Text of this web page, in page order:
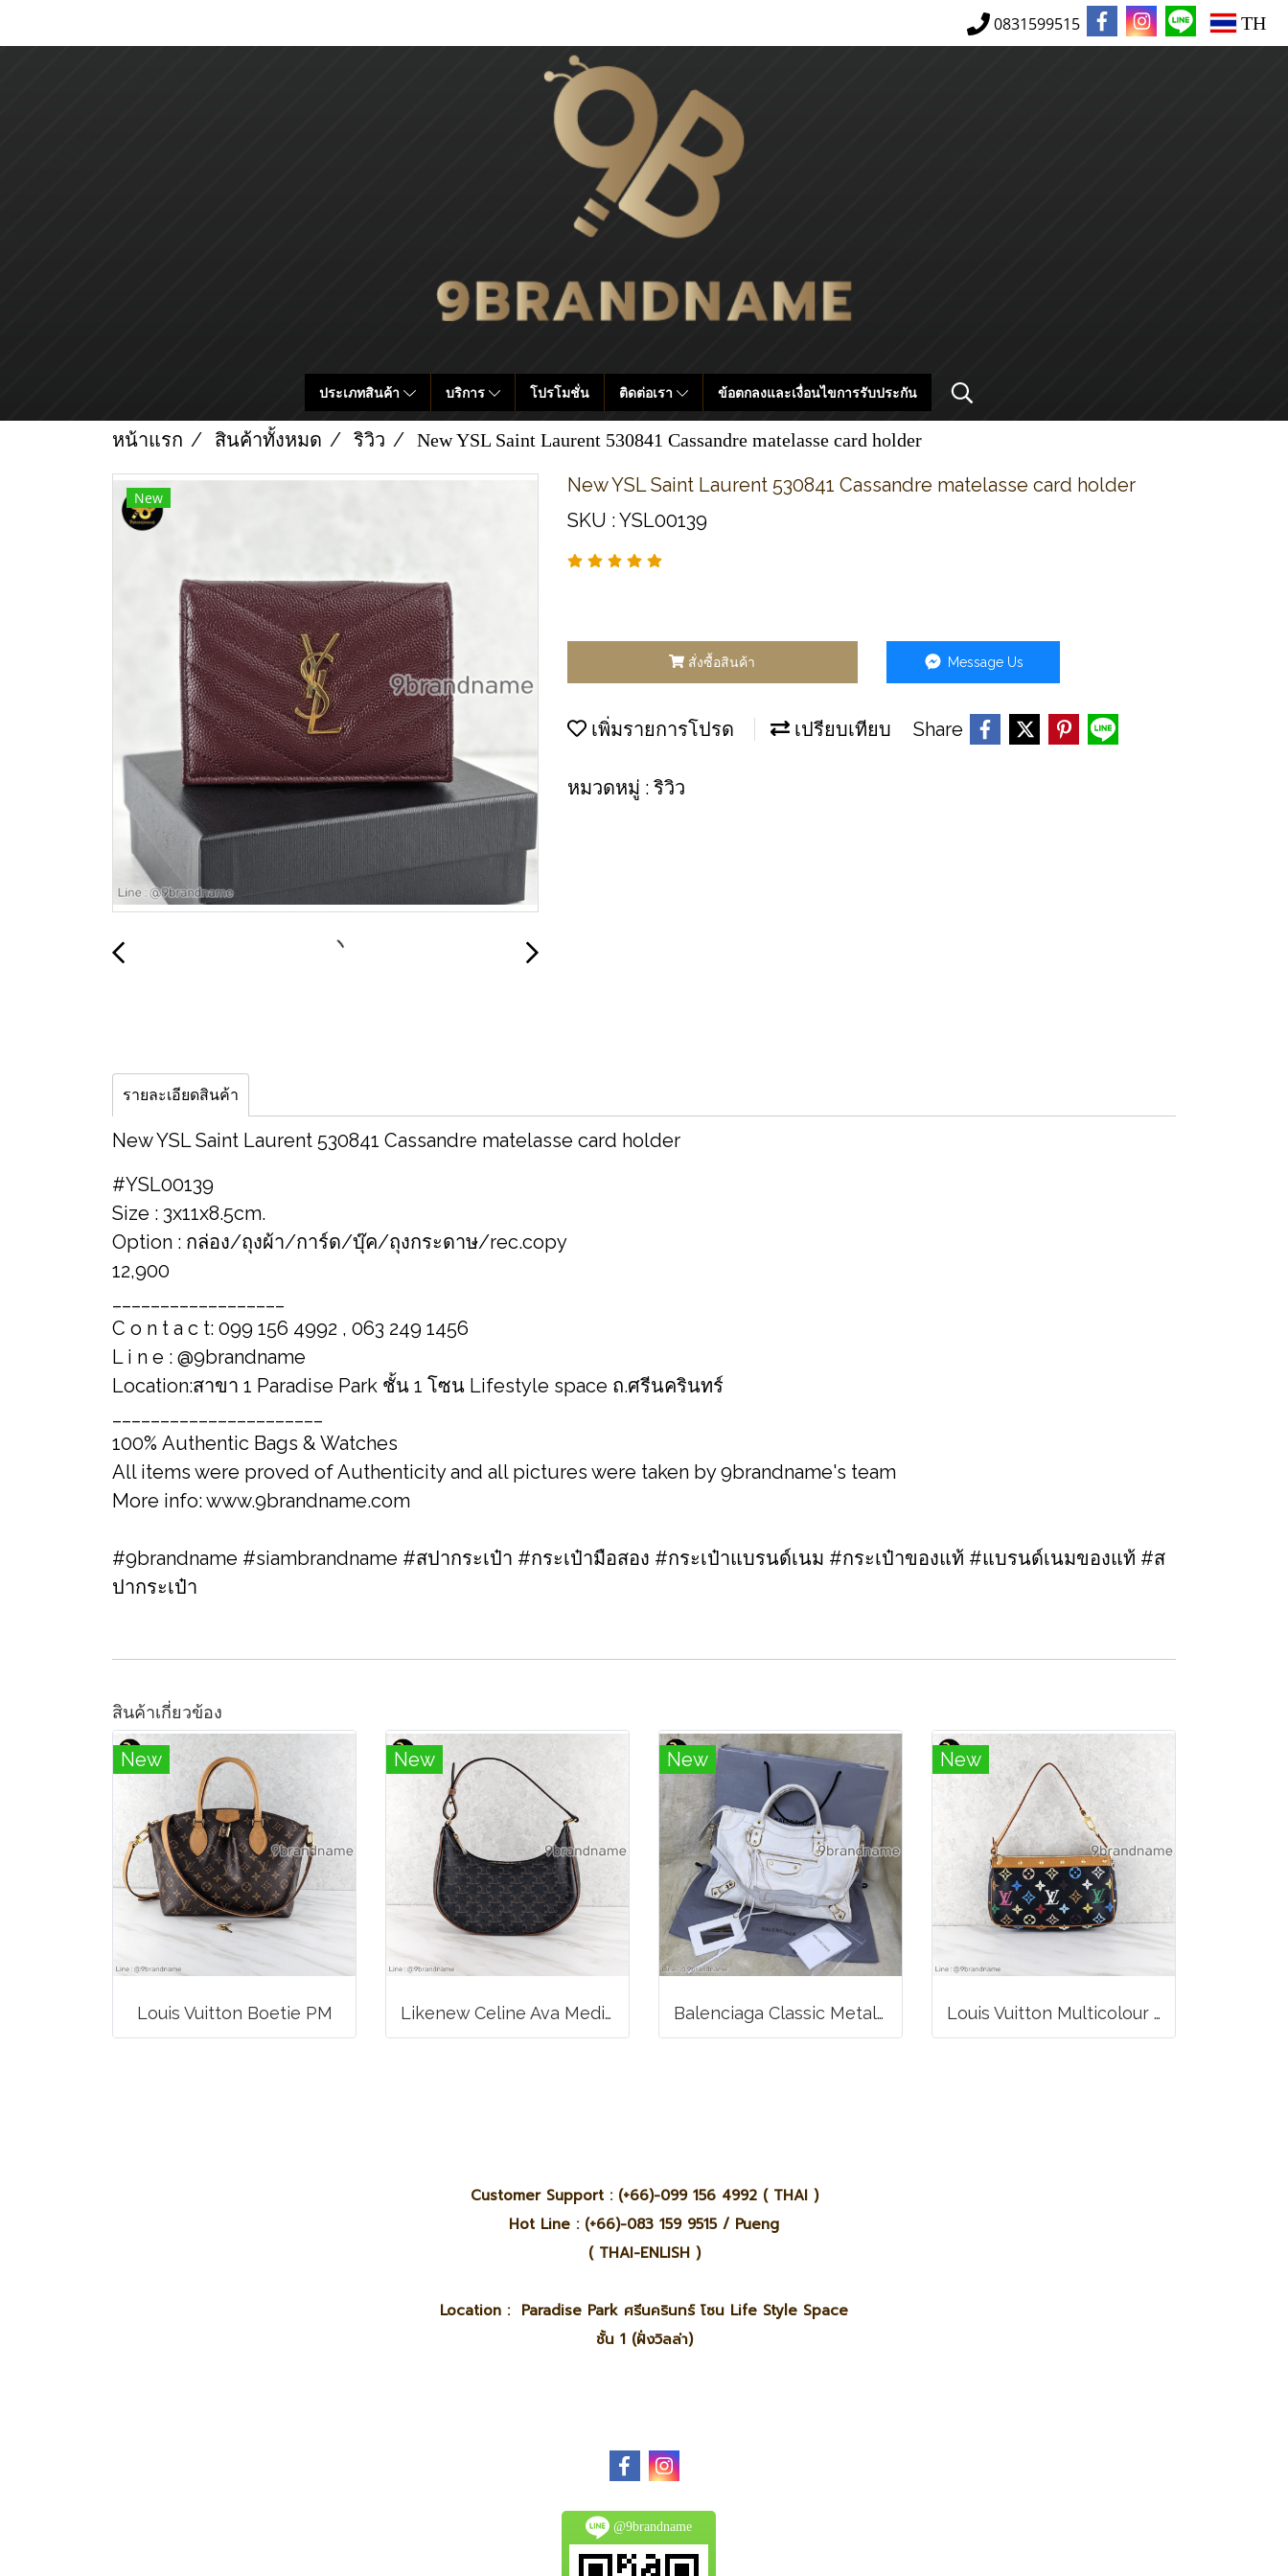
0831599515 TH
ประเภทสินค้า บริการ โปรโมชั่น ติดต่อเรา ข้อตกลงและเงื่อนไขการรับประกัน
หน้าแรก สินค้าทั้งหมด ริวิว New YSL Saint Laurent 530841 Cassandre matelasse card holder
New
New YSL Saint Laurent 530841 Cassandre matelasse card holder
SKU : YSL00139
สั่งซื้อสินค้า Message Us
เพิ่มรายการโปรด เปรียบเทียบ Share
หมวดหมู่ : ริวิว
รายละเอียดสินค้า
New YSL Saint Laurent 530841 Cassandre matelasse card holder
#YSL00139
Size : 3x11x8.5cm.
Option : กล่อง/ถุงผ้า/การ์ด/บุ๊ค/ถุงกระดาษ/rec.copy
12,900
C o n t a c t: 099 156 4992 , 063 249 1456
L i n e : @9brandname
Location:สาขา 1 Paradise Park ชั้น 1 โซน Lifestyle space ถ.ศรีนครินทร์
100% Authentic Bags & Watches
All items were proved of Authenticity and all pictures were taken by 9brandname's team
More info: www.9brandname.com
#9brandname #siambrandname #สปากระเป๋า #กระเป๋ามือสอง #กระเป๋าแบรนด์เนม #กระเป๋าของแท้ #แบรนด์เนมของแท้ #ส
ปากระเป๋า
สินค้าเกี่ยวข้อง
New
Louis Vuitton Boetie PM
New
Likenew Celine Ava Medium Triomphe Canvas
New
Balenciaga Classic Metallic Edge City Bag
New
Louis Vuitton Multicolour Pochette Canvas
Customer Support : (+66)-099 156 4992 ( THAI )
Hot Line : (+66)-083 159 9515 / Pueng
( THAI-ENLISH )
Location : Paradise Park ศรีนครินทร์ โซน Life Style Space
ชั้น 1 (ฝั่งวิลล่า)
@9brandname